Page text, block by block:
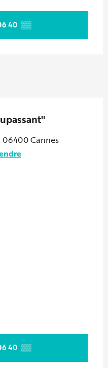
40 ▒▒
06400 Cannes
40 ▒▒